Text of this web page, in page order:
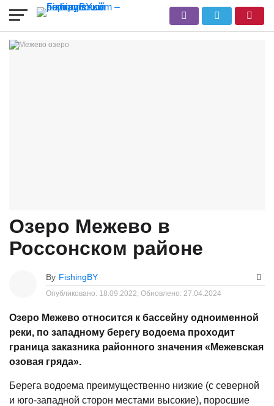
Озеро Межево в
Россонском районе
By FishingBY
Опубликовано: 18.09.2022; Обновлено: 27.04.2024
Озеро Межево относится к бассейну одноименной
реки, по западному берегу водоема проходит
граница заказника районного значения «Межевская
озовая гряда».
Берега водоема преимущественно низкие (с северной
и юго-западной сторон местами высокие), поросшие